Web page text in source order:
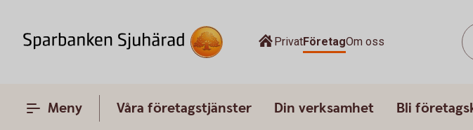
PrivatFöretagOm oss
Meny Våra företagstjänster Din verksamhet Bli